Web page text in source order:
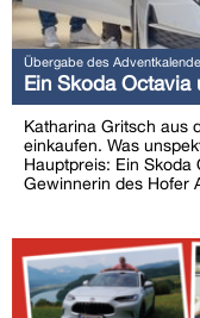
Übergabe des
Ein Skoda Octavia
Katharina Gritsch aus
einkaufen. Was
Hauptpreis: Ein
Gewinnerin des Hofer